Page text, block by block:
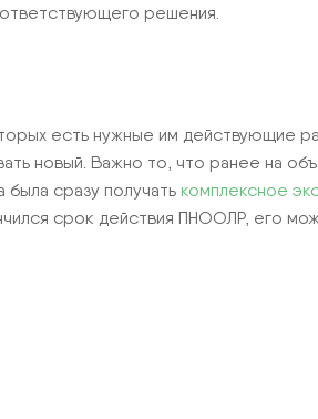
решения.
есть нужные им действующие
новый. Важно то, что ранее на
сразу получать комплексное
срок действия ПНООЛР, его